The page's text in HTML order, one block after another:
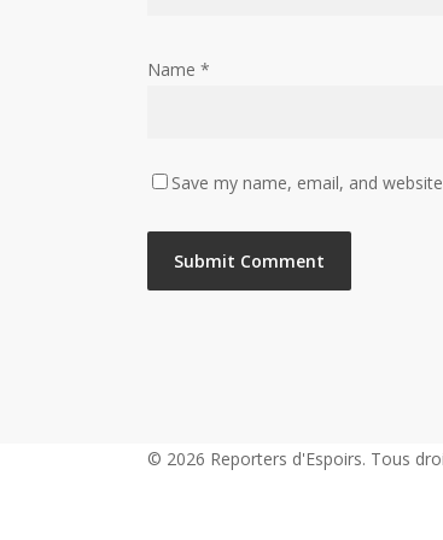
Name *
Save my name, email, and
© 2026 Reporters d'Espoirs. Tous